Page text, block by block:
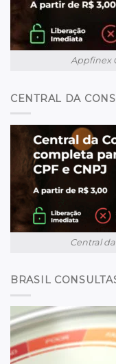
Appfinex
CENTRAL DA
Central
BRASIL